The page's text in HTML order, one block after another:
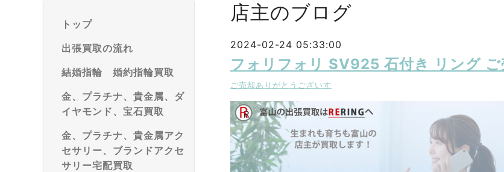
トップ
出張買取の流れ
結婚指輪 婚約指輪買取
金、プラチナ、貴金属、ダ
イヤモンド、宝石買取
金、プラチナ、貴金属アク
セサリー、ブランドアクセ
サリー宅配買取
店主のブログ
2024-02-24 05:33:00
フォリフォリ SV925 石付き リング
ご売却ありがとうございす